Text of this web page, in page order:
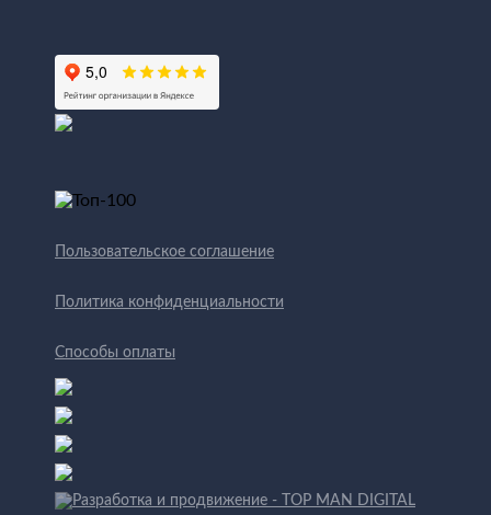
Пользовательское соглашение
Политика конфиденциальности
Способы оплаты